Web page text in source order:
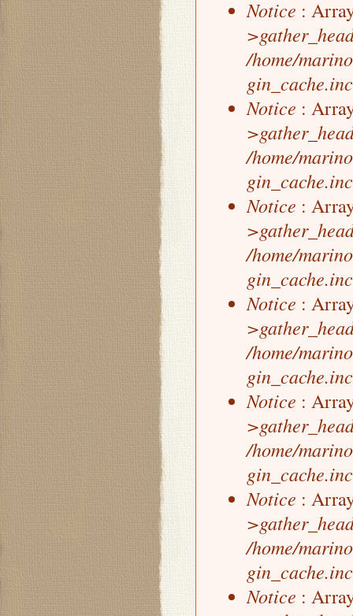
Notice :
/home/
gin_cache.inc
Notice :
/home/
gin_cache.inc
Notice :
/home/
gin_cache.inc
Notice :
/home/
gin_cache.inc
Notice :
/home/
gin_cache.inc
Notice :
/home/
gin_cache.inc
Notice :